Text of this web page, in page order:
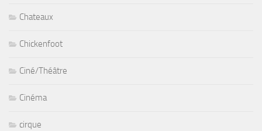
Chateaux
Chickenfoot
Ciné/Théâtre
Cinéma
cirque